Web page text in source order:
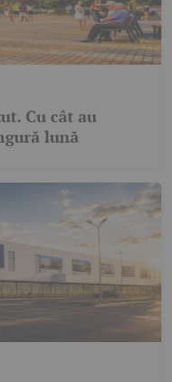
Cu cât au
lună